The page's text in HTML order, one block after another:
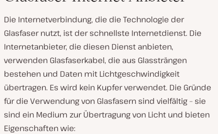
Die Internetverbindung, die die Technologie der
Glasfaser nutzt, ist der schnellste Internetdienst. Die
Internetanbieter, die diesen Dienst anbieten,
verwenden Glasfaserkabel, die aus Glassträngen
bestehen und Daten mit Lichtgeschwindigkeit
übertragen. Es wird kein Kupfer verwendet. Die Gründe
für die Verwendung von Glasfasern sind vielfältig – sie
sind ein Medium zur Übertragung von Licht und bieten
Eigenschaften wie: